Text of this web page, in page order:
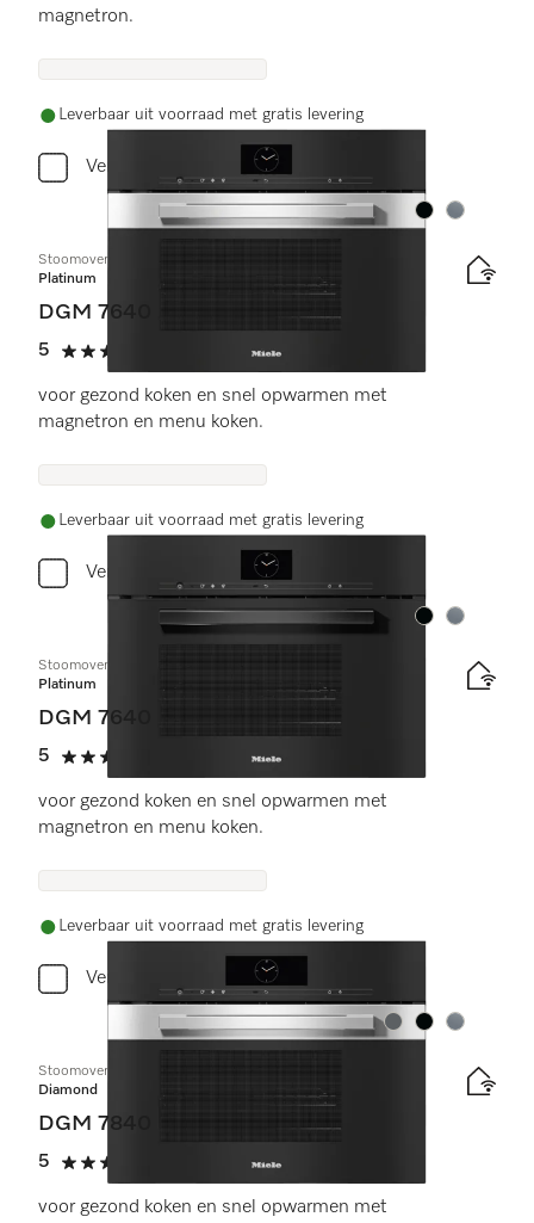
magnetron.
Leverbaar uit voorraad met gratis levering
Vergelijken
Kleur:Kleur:
Stoomoven met magnetron
Platinum
DGM 7640
5
5 sterren op 5
(3 beoordelingen)
voor gezond koken en snel opwarmen met
magnetron en menu koken.
Leverbaar uit voorraad met gratis levering
Vergelijken
Kleur:Kleur:
Stoomoven met magnetron
Platinum
DGM 7640
5
5 sterren op 5
(3 beoordelingen)
voor gezond koken en snel opwarmen met
magnetron en menu koken.
Leverbaar uit voorraad met gratis levering
Vergelijken
Kleur:Kleur:Kleur:
Stoomoven met magnetron
Diamond
DGM 7840
5
5 sterren op 5
(2 beoordelingen)
voor gezond koken en snel opwarmen met